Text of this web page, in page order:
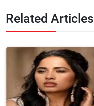
Related Articles